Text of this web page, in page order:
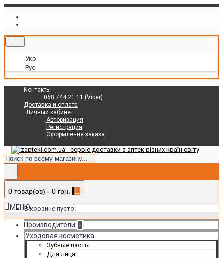
Укр
Рус
Контакты
068 744 21 11 (Viber)
Доставка и оплата
Личный кабинет
Авторизация
Регистрация
Оформление заказа
0 товар(ов) - 0 грн.
В корзине пусто!
МЕНЮ
Производители +
Уходовая косметика
Зубные пасты
Для лица